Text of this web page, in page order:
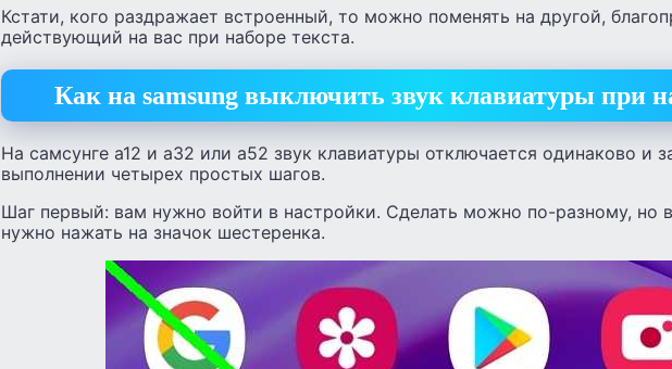
Кстати, кого раздражает встроенный, то можно поменять на другой,
действующий на вас при наборе текста.
Как на samsung выключить звук клавиатуры при
На самсунге а12 и а32 или а52 звук клавиатуры отключается одинаково и
выполнении четырех простых шагов.
Шаг первый: вам нужно войти в настройки. Сделать можно по-разному, но
нужно нажать на значок шестеренка.